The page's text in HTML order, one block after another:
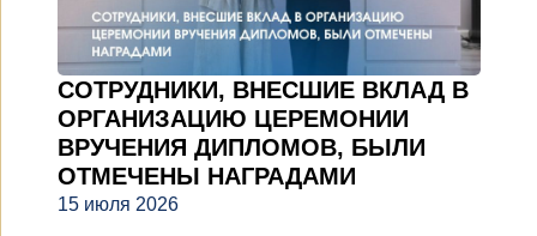
СОТРУДНИКИ, ВНЕСШИЕ ВКЛАД В
ОРГАНИЗАЦИЮ ЦЕРЕМОНИИ
ВРУЧЕНИЯ ДИПЛОМОВ, БЫЛИ
ОТМЕЧЕНЫ НАГРАДАМИ
15 июля 2026